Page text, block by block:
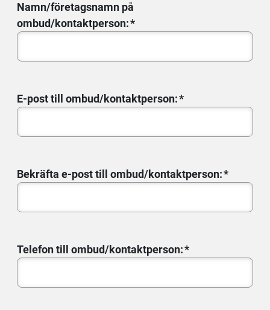
Namn/företagsnamn på
ombud/kontaktperson:
E-post till ombud/kontaktperson:
Bekräfta e-post till ombud/kontaktperson:
Telefon till ombud/kontaktperson: